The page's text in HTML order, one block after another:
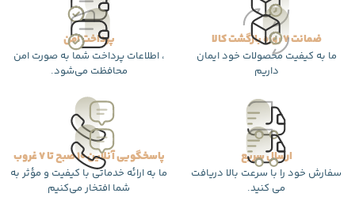
ضمانت 7 روزه بازگشت کالا
ما به کیفیت محصولات خود ایمان
داریم
پرداخت امن
، اطلاعات پرداخت شما به صورت امن
محافظت می‌شود.
ارسال سریع
سفارش خود را با سرعت بالا دریافت
می کنید.
پاسخگویی آنلاین 10 صبح تا 7 غروب
ما به ارائه خدماتی با کیفیت و مؤثر به
شما افتخار می‌کنیم